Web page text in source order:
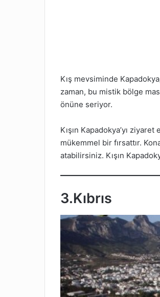
Kış mevsiminde
zaman, bu mistik bölge
önüne seriyor.
Kışın Kapadokya’yı
mükemmel bir fırsattır.
atabilirsiniz. Kışın
3.Kıbrıs